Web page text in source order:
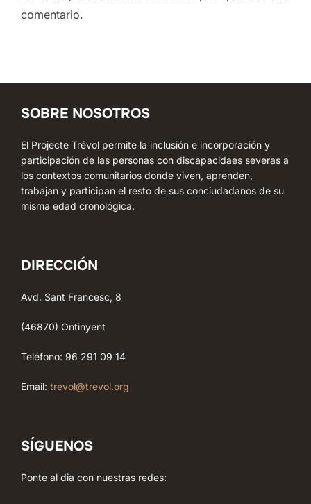
comentario.
SOBRE NOSOTROS
El Projecte Trévol permite la inclusión e incorporación y
participación de las personas con discapacidaes severas a
los contextos comunitarios donde viven, aprenden,
trabajan y participan el resto de sus conciudadanos de su
misma edad cronológica.
DIRECCIÓN
Avd. Sant Francesc, 8
(46870) Ontinyent
Teléfono: 96 291 09 14
Email: trevol@trevol.org
SÍGUENOS
Ponte al dia con nuestras redes: